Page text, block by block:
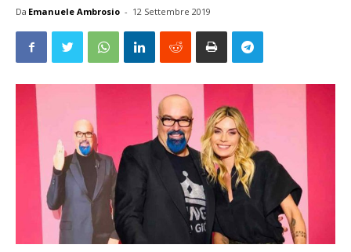
Da Emanuele Ambrosio - 12 Settembre 2019